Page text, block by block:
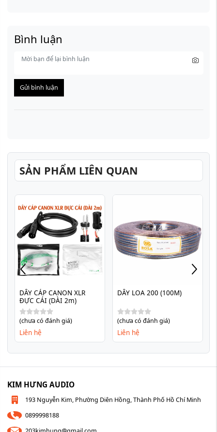
Bình luận
Gửi bình luận
SẢN PHẨM LIÊN QUAN
CANON XLR
(DÀI 2m)
giá)
DÂY LOA 200 (100M)
(chưa có đánh giá)
DÂY TÍN HIỆU
(chưa có đánh
KIM HƯNG AUDIO
193 Nguyễn Kim, Phường Diên Hồng, Thành Phố Hồ Chí Minh
0899998188